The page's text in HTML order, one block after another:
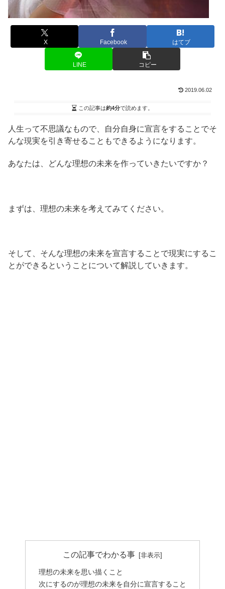
X Facebook はてブ
LINE コピー
2019.06.02
この記事は約4分で読めます。
人生って不思議なもので、自分自身に宣言をすることでそ
んな現実を引き寄せることもできるようになります。
あなたは、どんな理想の未来を作っていきたいですか？
まずは、理想の未来を考えてみてください。
そして、そんな理想の未来を宣言することで現実にするこ
とができるということについて解説していきます。
この記事でわかる事
理想の未来を思い描くこと
次にするのが理想の未来を自分に宣言すること